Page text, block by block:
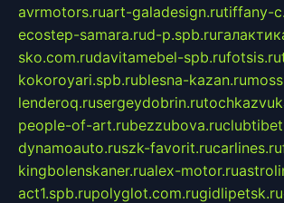
avrmotors.ruart-galadesign.rutiffany-
ecostep-samara.rud-p.spb.ru
sko.com.rudavitamebel-spb.rufotsis.ru
kokoroyari.spb.rublesna-kazan.ru
lenderoq.rusergeydobrin.ru
people-of-art.rubezzubova.ru
dynamoauto.ruszk-favorit.rucarlines.ru
kingbolenskaner.rualex-motor.ru
act1.spb.rupolyglot.com.rugidlipetsk.ru